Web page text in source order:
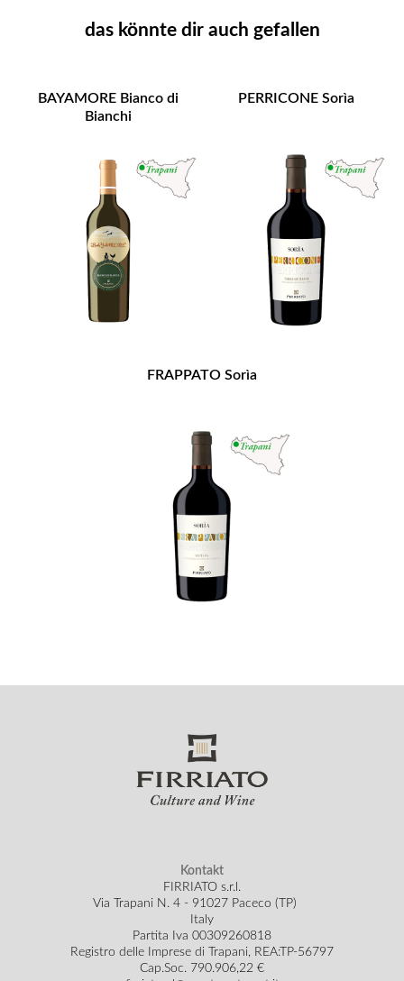
das könnte dir auch gefallen
BAYAMORE Bianco di
Bianchi
PERRICONE Sorìa
FRAPPATO Sorìa
Kontakt
FIRRIATO s.r.l.
Via Trapani N. 4 - 91027 Paceco (TP)
Italy
Partita Iva 00309260818
Registro delle Imprese di Trapani, REA:TP-56797
Cap.Soc. 790.906,22 €